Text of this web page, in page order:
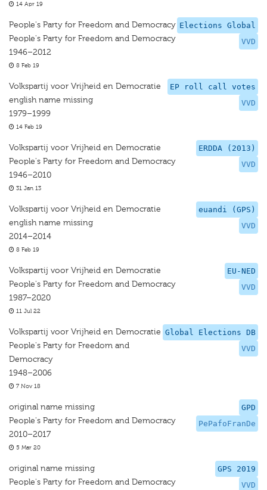
14 Apr 19
Elections Global
VVD
People's Party for Freedom and Democracy
People's Party for Freedom and Democracy
1946–2012
8 Feb 19
EP roll call votes
VVD
Volkspartij voor Vrijheid en Democratie
english name missing
1979–1999
14 Feb 19
ERDDA (2013)
VVD
Volkspartij voor Vrijheid en Democratie
People's Party for Freedom and Democracy
1946–2010
31 Jan 13
euandi (GPS)
VVD
Volkspartij voor Vrijheid en Democratie
english name missing
2014–2014
8 Feb 19
EU-NED
VVD
Volkspartij voor Vrijheid en Democratie
People's Party for Freedom and Democracy
1987–2020
11 Jul 22
Global Elections DB
VVD
Volkspartij voor Vrijheid en Democratie
People's Party for Freedom and
Democracy
1948–2006
7 Nov 18
GPD
PePafoFranDe
original name missing
People's Party for Freedom and Democracy
2010–2017
5 Mar 20
GPS 2019
VVD
original name missing
People's Party for Freedom and Democracy